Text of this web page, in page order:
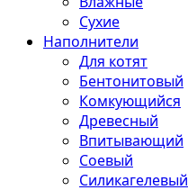
Сухие
Наполнители
Для котят
Бентонитовый
Комкующийся
Древесный
Впитывающий
Соевый
Силикагелевый